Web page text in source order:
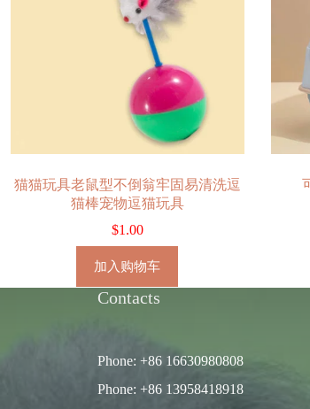
猫猫玩具老鼠型不倒翁牢固易清洗逗
猫棒宠物逗猫玩具
$1.00
加入购物车
Contacts
Phone: +86 16630980808
Phone: +86 13958418918